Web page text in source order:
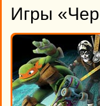
Игры